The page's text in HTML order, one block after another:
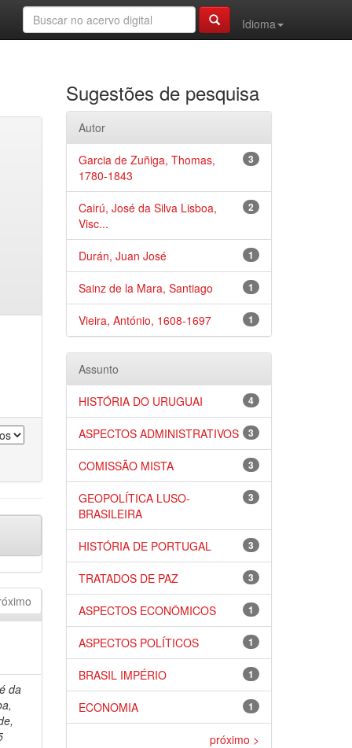
Idioma
da
Sugestões de pesquisa
Autor
3
Garcia de Zuñiga, Thomas,
1780-1843
2
Cairú, José da Silva Lisboa,
Visc...
1
Durán, Juan José
1
Sainz de la Mara, Santiago
1
Vieira, António, 1608-1697
Assunto
4
HISTÓRIA DO URUGUAI
3
ASPECTOS ADMINISTRATIVOS
3
COMISSÃO MISTA
3
GEOPOLÍTICA LUSO-
BRASILEIRA
3
HISTÓRIA DE PORTUGAL
3
TRATADOS DE PAZ
1
ASPECTOS ECONÔMICOS
1
ASPECTOS POLÍTICOS
1
BRASIL IMPÉRIO
1
ECONOMIA
próximo >